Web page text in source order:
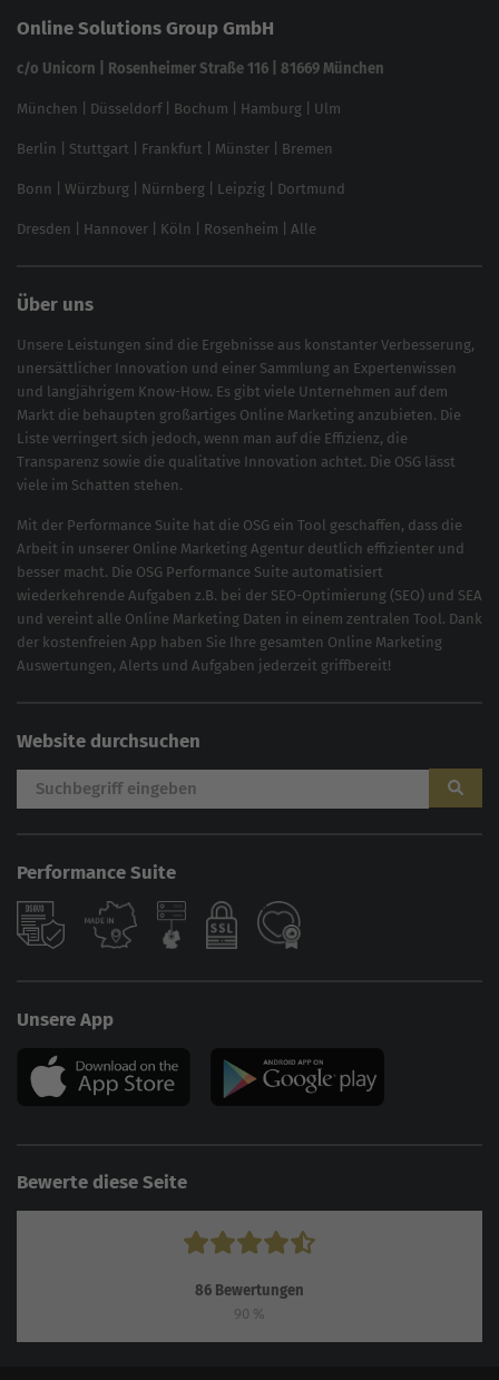
feed2content.ai
In ChatGPT gefunden werden
Linkbuilding 2025
Local SEO
SEO für Online Shops
Brand Monitoring 2025
Online Solutions Group GmbH
c/o Unicorn | Rosenheimer Straße 116 | 81669 München
München Düsseldorf| Bochum Hamburg Ulm
Berlin Stuttgart Frankfurt Münster Bremen
Bonn Würzburg Nürnberg Leipzig Dortmund
Dresden Hannover Köln Rosenheim Alle
Über uns
Unsere Leistungen sind die Ergebnisse aus konstanter Verbesserung,
unersättlicher Innovation und einer Sammlung an Expertenwissen
und langjährigem Know-How. Es gibt viele Unternehmen auf dem
Markt die behaupten großartiges Online Marketing anzubieten. Die
Liste verringert sich jedoch, wenn man auf die Effizienz, die
Transparenz sowie die qualitative Innovation achtet. Die OSG lässt
viele im Schatten stehen.
Mit der Performance Suite hat die OSG ein Tool geschaffen, dass die
Arbeit in unserer Online Marketing Agentur deutlich effizienter und
besser macht. Die OSG Performance Suite automatisiert
wiederkehrende Aufgaben z.B. bei der SEO-Optimierung (SEO) und SEA
und vereint alle Online Marketing Daten in einem zentralen Tool. Dank
der kostenfreien App haben Sie Ihre gesamten Online Marketing
Auswertungen, Alerts und Aufgaben jederzeit griffbereit!
Website durchsuchen
Performance Suite
Unsere App
Bewerte diese Seite
86 Bewertungen
90 %